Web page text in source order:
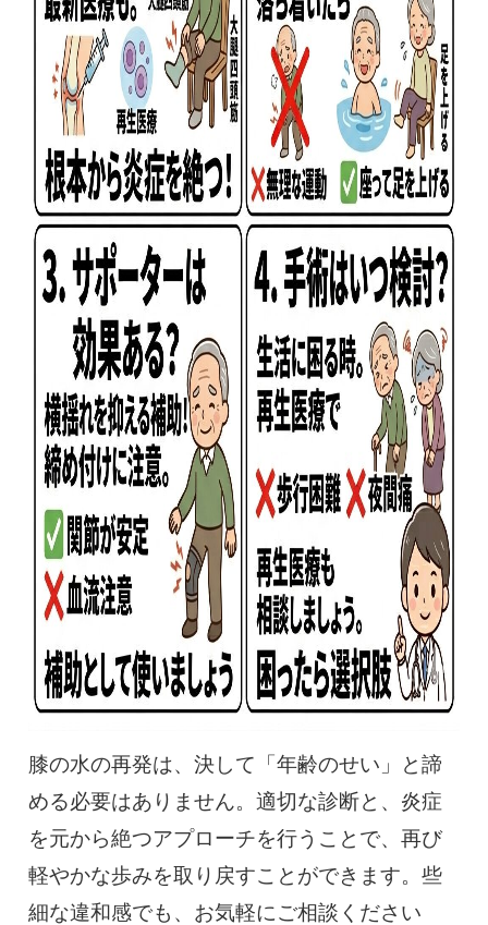
膝の水の再発は、決して「年齢のせい」と諦
める必要はありません。適切な診断と、炎症
を元から絶つアプローチを行うことで、再び
軽やかな歩みを取り戻すことができます。些
細な違和感でも、お気軽にご相談ください